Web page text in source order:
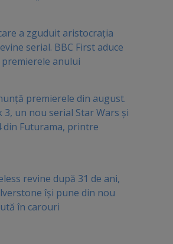
a zguduit aristocrația
serial. BBC First aduce
anului
premierele din august.
3, un nou serial Star Wars și
din Futurama, printre
revine după 31 de ani,
își pune din nou
în carouri